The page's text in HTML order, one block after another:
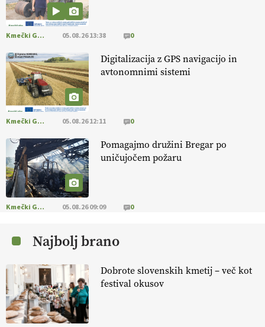
prilagojene sorte
so temelj uspešne ekološke pridelave.
https://t.co/OQSsax7l8V @EUAgri #IMCAP #CAP
https://t.co/PAL0zlhVia
[EKOloško = LOGIČNO
aronije
v dobrem desetletju zrasla v uspešno kmetijsko in
podjetniško zgodbo.
#IMCAP #CAP https://t.co/xp1oihBDaJ
[EKOloško = LOGIČNO
v tujini
. Zato je ekološka pridelava odlična priložnost za slovenske
vinarje
. VEČ
https://t.co/XAe9EbeAbK @EUAgri #IMCAP #CAP
https://t.co/01qpoeLyNP
kmetijstva in uspešno prenovo kmetij
. VEČ
https://t.co/RRn8unbwXp @EUAgri #IMCAP #CAP
https://t.co/mnLHFv2VuP
Kmečki Glas 05.08.26 13:38 0
Digitalizacija z GPS navigacijo in
avtonomnimi sistemi
Kmečki Glas 05.08.26 12:11 0
Pomagajmo družini Bregar po
uničujočem požaru
Kmečki Glas 05.08.26 09:09 0
Najbolj brano
Dobrote slovenskih kmetij – več kot
festival okusov